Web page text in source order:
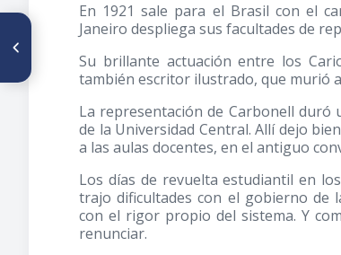
En 1921 sale para el Brasil con el
Janeiro despliega sus facultades de
Su brillante actuación entre los
también escritor ilustrado, que murió
La representación de Carbonell duró
de la Universidad Central. Allí dejo
a las aulas docentes, en el antiguo
Los días de revuelta estudiantil en
trajo dificultades con el gobierno de
con el rigor propio del sistema. Y
renunciar.
ARTÍCULO ANTERIOR
Ciencias Médicas Escritos por
Médicos Venezolanos en la